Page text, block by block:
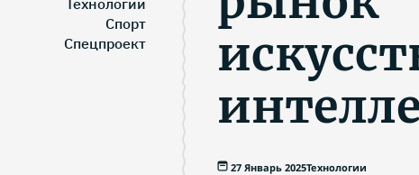
Технологии
Спорт
Спецпроект
27 Январь 2025Технологии